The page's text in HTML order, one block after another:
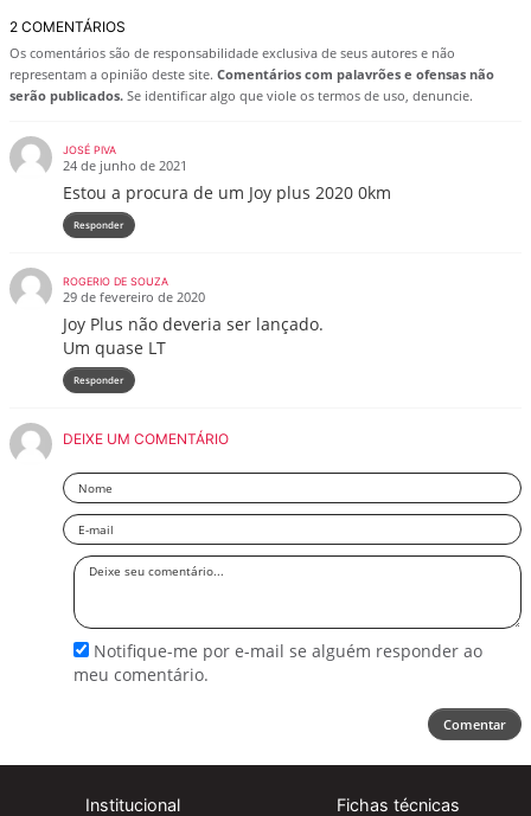
2 COMENTÁRIOS
Os comentários são de responsabilidade exclusiva de seus autores e não
representam a opinião deste site. Comentários com palavrões e ofensas não
serão publicados. Se identificar algo que viole os termos de uso, denuncie.
JOSÉ PIVA
24 de junho de 2021
Estou a procura de um Joy plus 2020 0km
Responder
ROGERIO DE SOUZA
29 de fevereiro de 2020
Joy Plus não deveria ser lançado.
Um quase LT
Responder
DEIXE UM COMENTÁRIO
Nome
Email
Deixe
Notifique-me por e-mail se alguém responder ao
meu comentário.
Comentar
Institucional Fichas técnicas